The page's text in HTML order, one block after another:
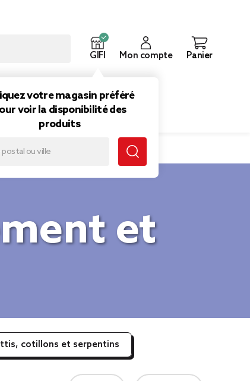
GIFI
votre magasin préféré
voir la disponibilité des
produits
Mon compte Panier
et
cotillons et serpentins